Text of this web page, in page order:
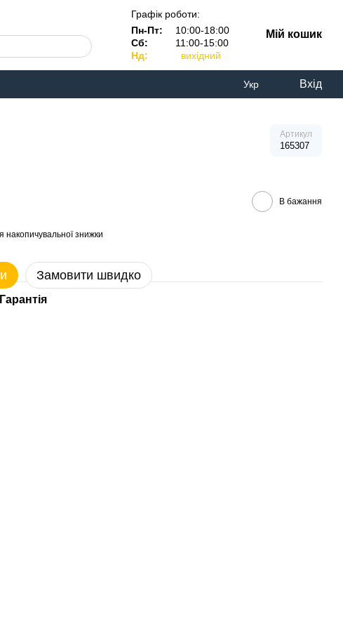
Графік роботи:
Пн-Пт:
10:00-18:00
Сб:
11:00-15:00
Нд:
вихідний
Мій кошик
Укр Вхід
Артикул
165307
В бажання
накопичувальної знижки
Замовити швидко
Гарантія